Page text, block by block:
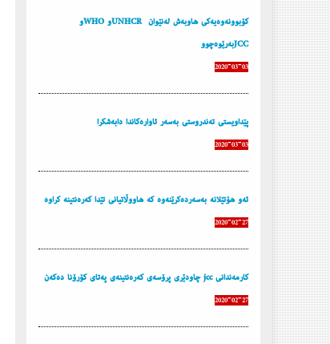
كۆبوونه‌وه‌یه‌كی هاوبه‌ش له‌نێوان UNHCRو WHOو
JCCبه‌رێوه‌چوو
2020-03-03
پێداویستی ته‌ندروستی به‌سه‌ر ئاواره‌كاندا دابه‌شكرا
2020-03-03
ئه‌و هۆتێلانه‌ به‌سه‌رده‌كرێنه‌وه‌ كه‌ هاووڵاتیانی تێدا كه‌ره‌نتینه‌ كراوه‌
2020-02-27
كارمه‌ندانی jcc چاودێری پرۆسه‌ی كه‌ره‌نتینه‌ی په‌تای كۆرۆنا ده‌كه‌ن
2020-02-27